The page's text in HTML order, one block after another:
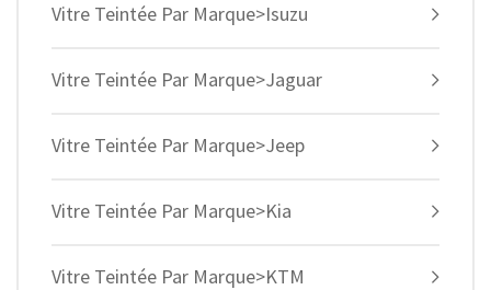
Vitre Teintée Par Marque>Isuzu
Vitre Teintée Par Marque>Jaguar
Vitre Teintée Par Marque>Jeep
Vitre Teintée Par Marque>Kia
Vitre Teintée Par Marque>KTM